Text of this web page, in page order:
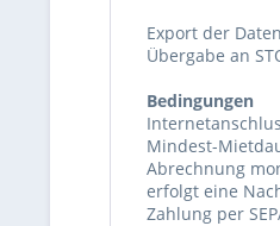
Export der
Übergabe an
Bedingungen
Mindest-
Abrechnung
erfolgt eine
Zahlung per